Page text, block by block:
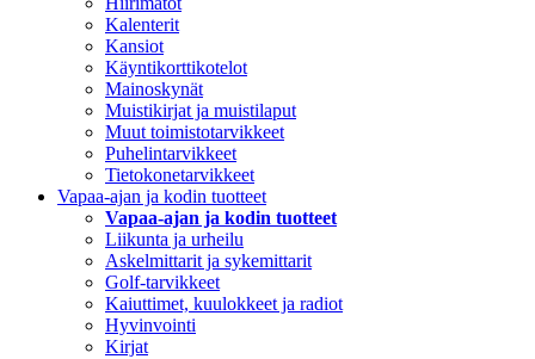
Kalenterit
Kansiot
Käyntikorttikotelot
Mainoskynät
Muistikirjat ja muistilaput
Muut toimistotarvikkeet
Puhelintarvikkeet
Tietokonetarvikkeet
Vapaa-ajan ja kodin tuotteet
Vapaa-ajan ja kodin tuotteet
Liikunta ja urheilu
Askelmittarit ja sykemittarit
Golf-tarvikkeet
Kaiuttimet, kuulokkeet ja radiot
Hyvinvointi
Kirjat